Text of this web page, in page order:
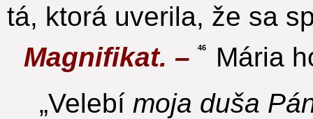
tá, ktorá uverila, že sa
Magnifikat. –
46
Mária
„Velebí moja duša